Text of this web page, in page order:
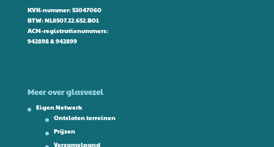
KVK-nummer: 53047060
BTW: NL8507.22.652.B01
ACM-registratienummers:
942898 & 942899
Meer over glasvezel
Eigen Netwerk
Ontsloten terreinen
Prijzen
Verzamelpand